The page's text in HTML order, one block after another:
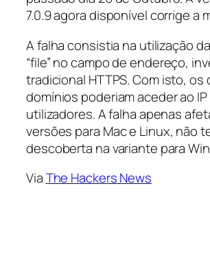
7.0.9 agora disponível corrige a
A falha consistia na utilização
“file” no campo de endereço,
tradicional HTTPS. Com isto, os
domínios poderiam aceder ao
utilizadores. A falha apenas
versões para Mac e Linux, não
descoberta na variante para
ViaThe Hackers News